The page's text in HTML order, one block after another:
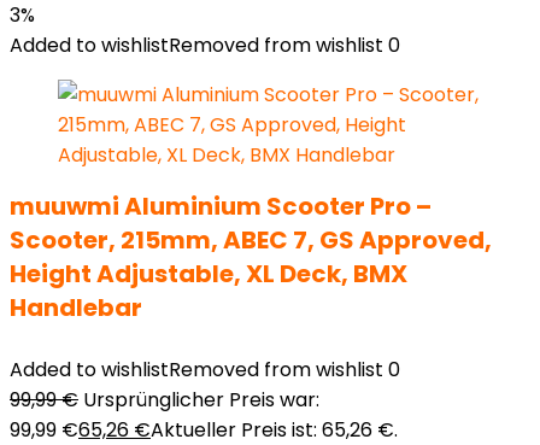
3%
Added to wishlistRemoved from wishlist 0
muuwmi Aluminium Scooter Pro –
Scooter, 215mm, ABEC 7, GS Approved,
Height Adjustable, XL Deck, BMX
Handlebar
Added to wishlistRemoved from wishlist 0
99,99€ Ursprünglicher Preis war:
99,99 €65,26 €Aktueller Preis ist: 65,26 €.